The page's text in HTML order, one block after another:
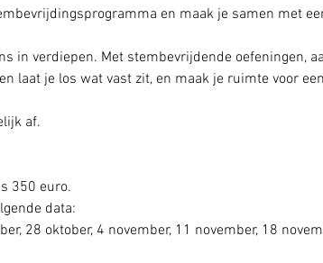
en maak je samen met
in verdiepen. Met stembevrijdende oefeningen,
laat je los wat vast zit, en maak je ruimte voor
af.
350 euro.
data:
28 oktober, 4 november, 11 november, 18